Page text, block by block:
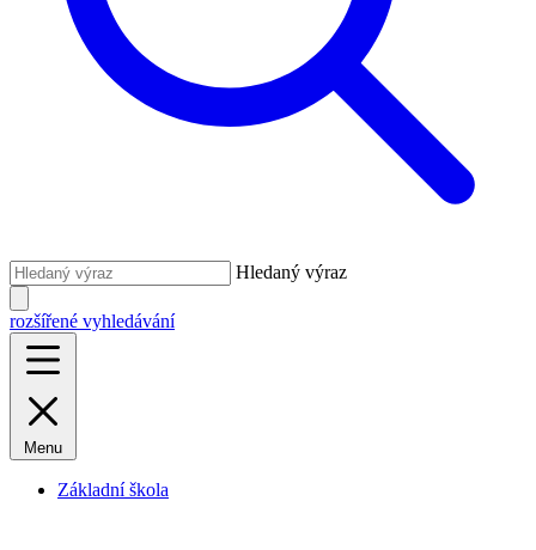
Hledaný výraz
rozšířené vyhledávání
Menu
Základní škola